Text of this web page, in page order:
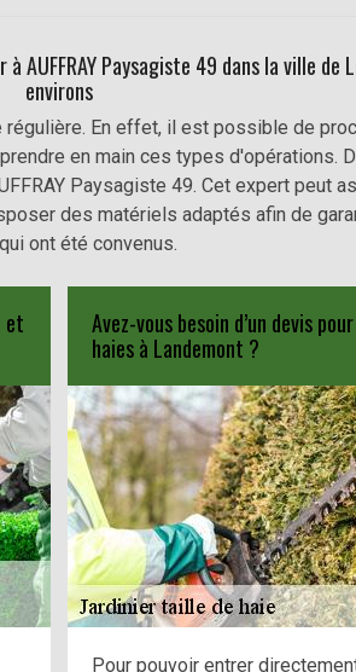
AUFFRAY Paysagiste 49 dans la ville de
environs
En effet, il est possible de
en main ces types d'opérations.
Paysagiste 49. Cet expert peut
des matériels adaptés afin de
ont été convenus.
et
Avez-vous besoin d’un devis
haies à Landemont ?
Pour pouvoir entrer